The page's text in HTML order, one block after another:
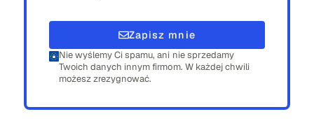
Zapisz mnie
Nie wyślemy Ci spamu, ani nie sprzedamy
Twoich danych innym firmom. W każdej chwili
możesz zrezygnować.